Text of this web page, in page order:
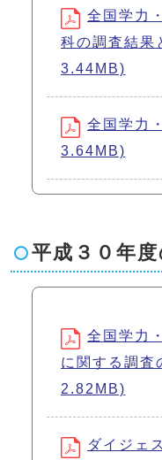
全国学力
科の調査結果
3.44MB)
全国学力
3.64MB)
平成３０年
全国学力
に関する調査
2.82MB)
ダイジェ